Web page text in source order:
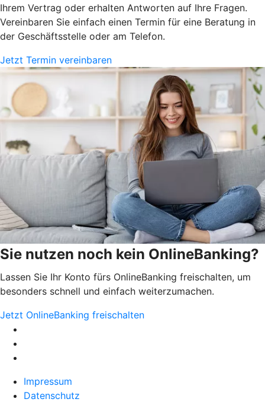
Ihrem Vertrag oder erhalten Antworten auf Ihre Fragen.
Vereinbaren Sie einfach einen Termin für eine Beratung in
der Geschäftsstelle oder am Telefon.
Jetzt Termin vereinbaren
Sie nutzen noch kein OnlineBanking?
Lassen Sie Ihr Konto fürs OnlineBanking freischalten, um
besonders schnell und einfach weiterzumachen.
Jetzt OnlineBanking freischalten
Impressum
Datenschutz